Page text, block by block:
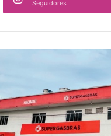
Seguidores